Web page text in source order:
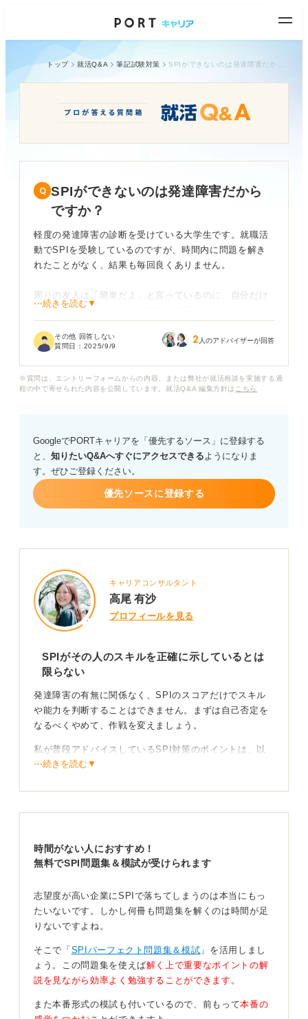
トップ 就活Q&A 筆記試験対策
SPIができないのは発達障害だから
ですか？
軽度の発達障害の診断を受けている大学生です。就職活
動でSPIを受験しているのですが、時間内に問題を解き
れたことがなく、結果も毎回良くありません。
周りの友人は「簡単だよ」と言っているのに、自分だけ
が全然できなくて、自分の能力に絶望しています。もし
のでしょうか？
をすれば良いかわかりません。発達障害の特性を考慮し
⋯続きを読む▼
その他 回答しない
質問日： 2025/9/9 2 人のアドバイザーが回答
※質問は、エントリーフォームからの内容、または弊社が就活相談を実施する過
程の中で寄せられた内容を公開しています。就活Q&A 編集方針は こちら
GoogleでPORTキャリアを「優先するソース」に登録する
と、 知りたいQ&Aへすぐにアクセスできるようになりま
す。ぜひご登録ください。
優先ソースに登録する
キャリアコンサルタント
高尾 有沙
プロフィールを見る
SPIがその人のスキルを正確に示しているとは
限らない
発達障害の有無に関係なく、SPIのスコアだけでスキル
や能力を判断することはできません。まずは自己否定を
なるべくやめて、作戦を変えましょう。
私が普段アドバイスしているSPI対策のポイントは、以
下の3つです。
もし、受験にあたって配慮が必要なら、大学の障害学生
戦いやすい土俵を選ぶことも意識してみよう
並行して「SPIを課さない企業」や「Webテスト代替
（玉手箱、GAB、CAB、筆記なし）」の選択肢も広げて
おきましょう。
就職活動はマッチングであるため、あなたが力を出せる
⋯続きを読む▼
時間がない人におすすめ！
無料でSPI問題集＆模試が受けられます
志望度が高い企業にSPIで落ちてしまうのは本当にもっ
たいないです。しかし何冊も問題集を解くのは時間が足
りないですよね。
そこで「 SPIパーフェクト問題集＆模試 」を活用しまし
ょう。この問題集を使えば解く上で重要なポイントの解
説を見ながら効率よく勉強することができます。
また本番形式の模試も付いているので、前もって本番の